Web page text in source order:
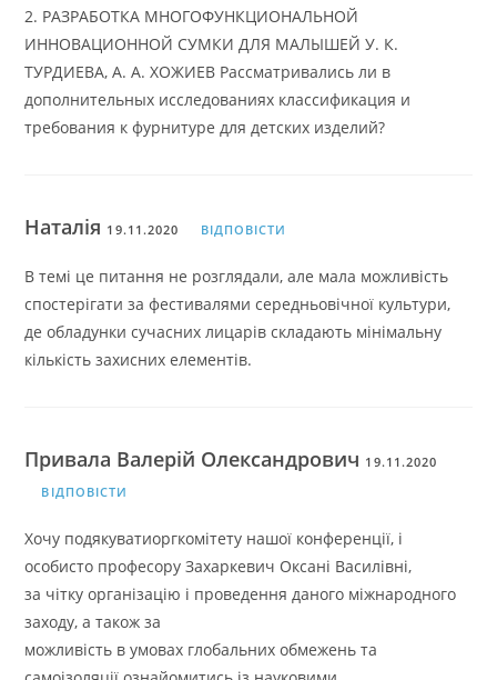
2. РАЗРАБОТКА МНОГОФУНКЦИОНАЛЬНОЙ
ИННОВАЦИОННОЙ СУМКИ ДЛЯ МАЛЫШЕЙ У. К.
ТУРДИЕВА, А. А. ХОЖИЕВ Рассматривались ли в
дополнительных исследованиях классификация и
требования к фурнитуре для детских изделий?
Наталія 19.11.2020 ВІДПОВІСТИ
В темі це питання не розглядали, але мала можливість
спостерігати за фестивалями середньовічної культури,
де обладунки сучасних лицарів складають мінімальну
кількість захисних елементів.
Привала Валерій Олександрович 19.11.2020
ВІДПОВІСТИ
Хочу подякуватиоргкомітету нашої конференції, і
особисто професору Захаркевич Оксані Василівні,
за чітку організацію і проведення даного міжнародного
заходу, а також за
можливість в умовах глобальних обмежень та